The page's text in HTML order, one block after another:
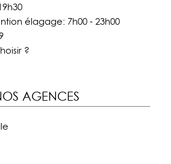
élagage: 7h00 - 23h00
?
AGENCES